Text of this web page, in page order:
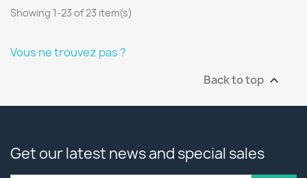
Showing 1-23 of 23 item(s)
Vous ne trouvez pas ?
Back to top 
Get our latest news and special sales